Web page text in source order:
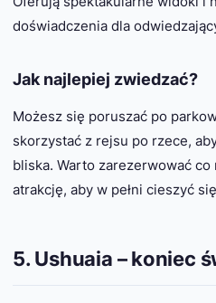
doświadczenia dla
Jak najlepiej zwiedzać?
Możesz się poruszać po
skorzystać z rejsu po rzece,
bliska. Warto zarezerwować
atrakcję, aby w pełni cieszyć
5. Ushuaia – koniec